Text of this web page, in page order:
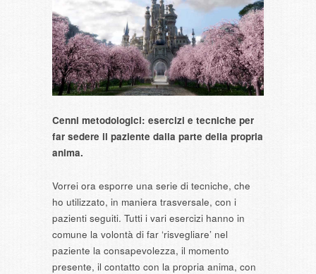
Cenni metodologici: esercizi e tecniche per
far sedere il paziente dalla parte della propria
anima.
Vorrei ora esporre una serie di tecniche, che
ho utilizzato, in maniera trasversale, con i
pazienti seguiti. Tutti i vari esercizi hanno in
comune la volontà di far ‘risvegliare’ nel
paziente la consapevolezza, il momento
presente, il contatto con la propria anima, con